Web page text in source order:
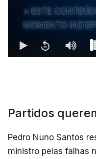
ESTE
MOMENTO
Partidos
Pedro Nuno Santos
ministro pelas falhas